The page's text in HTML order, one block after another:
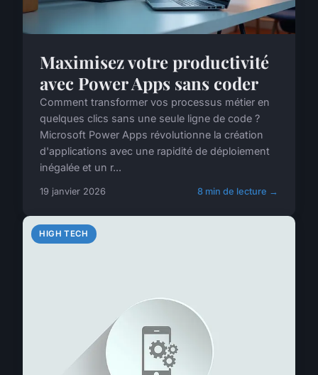
Maximisez votre productivité
avec Power Apps sans coder
Comment transformer vos processus métier en
quelques clics sans une seule ligne de code ?
Microsoft Power Apps révolutionne la création
d'applications avec une rapidité de déploiement
inégalée et un r...
19 janvier 2026 8 min de lecture →
HIGH TECH